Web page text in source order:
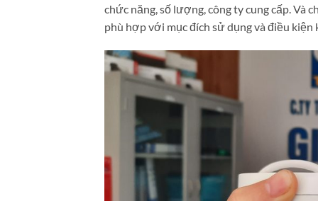
chức năng, số lượng, công ty cung cấp. Và
phù hợp với mục đích sử dụng và điều kiện